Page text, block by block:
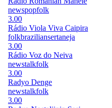
newspopfolk
3.00
Rádio Viola Viva Caipira
folkbraziliansertaneja
3.00
Rádio Voz do Neiva
newstalkfolk
3.00
Radyo Denge
newstalkfolk
3.00